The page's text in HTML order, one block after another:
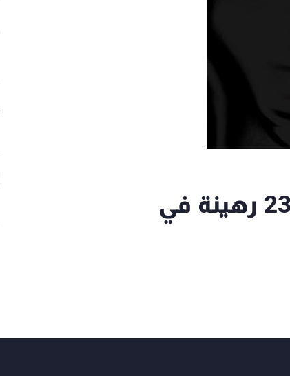
أ.ف.ب: حركة طالبان تفرج عن 235 رهينة في